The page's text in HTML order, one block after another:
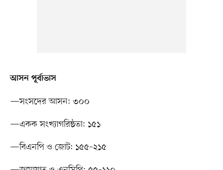
আসন পূর্বাভাস
—সংসদের আসন: ৩০০
—একক সংখ্যাগরিষ্ঠতা: ১৫১
—বিএনপি ও জোট: ১৫৫–২১৫